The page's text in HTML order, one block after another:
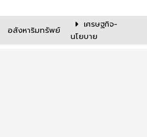
อสังหาริมทรัพย์
เศรษฐกิจ-
นโยบาย